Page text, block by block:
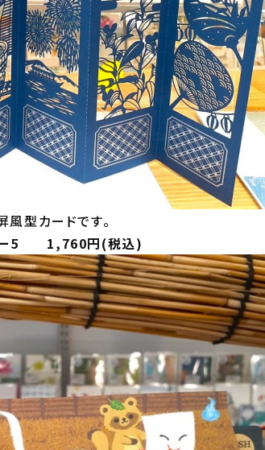
型カードです。
ー5 1,760円(税込)